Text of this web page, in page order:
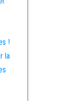
!
la